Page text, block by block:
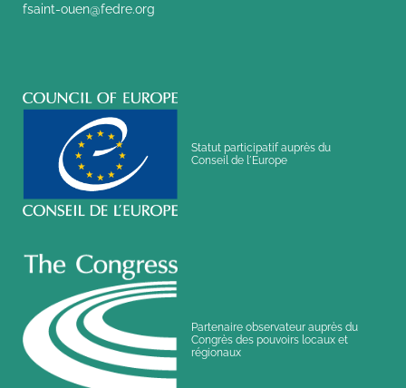
fsaint-ouen@fedre.org
Statut participatif auprès du
Conseil de l´Europe
Partenaire observateur auprès du
Congrès des pouvoirs locaux et
régionaux